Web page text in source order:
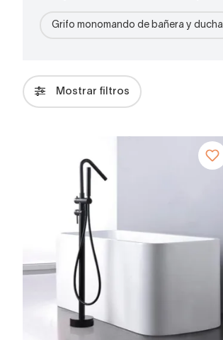
Grifo monomando de bañera y ducha
Mostrar filtros